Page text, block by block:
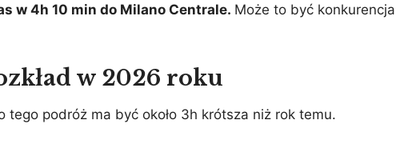
w 4h 10 min do Milano Centrale. Może to być konkurencja
w 2026 roku
podróż ma być około 3h krótsza niż rok temu.